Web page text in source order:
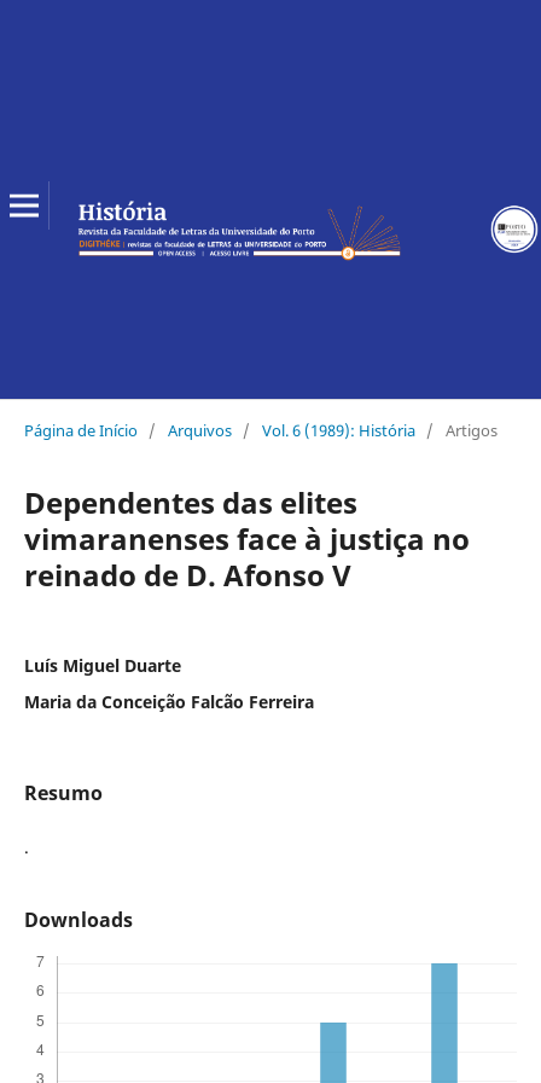
Página de Início / Arquivos / Vol. 6 (1989): História / Artigos
Dependentes das elites
vimaranenses face à justiça no
reinado de D. Afonso V
Luís Miguel Duarte
Maria da Conceição Falcão Ferreira
Resumo
.
Downloads